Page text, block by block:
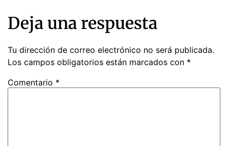
Deja una respuesta
Tu dirección de correo electrónico no será publicada.
Los campos obligatorios están marcados con *
Comentario *